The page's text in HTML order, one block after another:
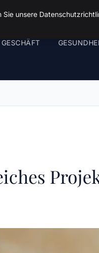
GESCHÄFT
unsere